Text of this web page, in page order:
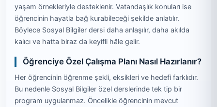
yaşam örnekleriyle desteklenir. Vatandaşlık konuları ise
öğrencinin hayatla bağ kurabileceği şekilde anlatılır.
Böylece Sosyal Bilgiler dersi daha anlaşılır, daha akılda
kalıcı ve hatta biraz da keyifli hâle gelir.
Öğrenciye Özel Çalışma Planı Nasıl Hazırlanır?
Her öğrencinin öğrenme şekli, eksikleri ve hedefi farklıdır.
Bu nedenle Sosyal Bilgiler özel derslerinde tek tip bir
program uygulanmaz. Öncelikle öğrencinin mevcut